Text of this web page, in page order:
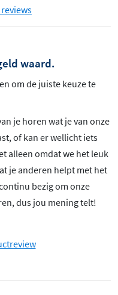
waard.
om de juiste keuze te
je horen wat je van onze
of kan er wellicht iets
alleen omdat we het leuk
je anderen helpt met het
bezig om onze
dus jou mening telt!